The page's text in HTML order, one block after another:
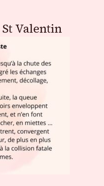
Valentin